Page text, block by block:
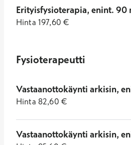
Erityisfysioterapia, enint. 90
Hinta 197,60 €
Fysioterapeutti
Vastaanottokäynti arkisin,
Hinta 82,60 €
Vastaanottokäynti arkisin,